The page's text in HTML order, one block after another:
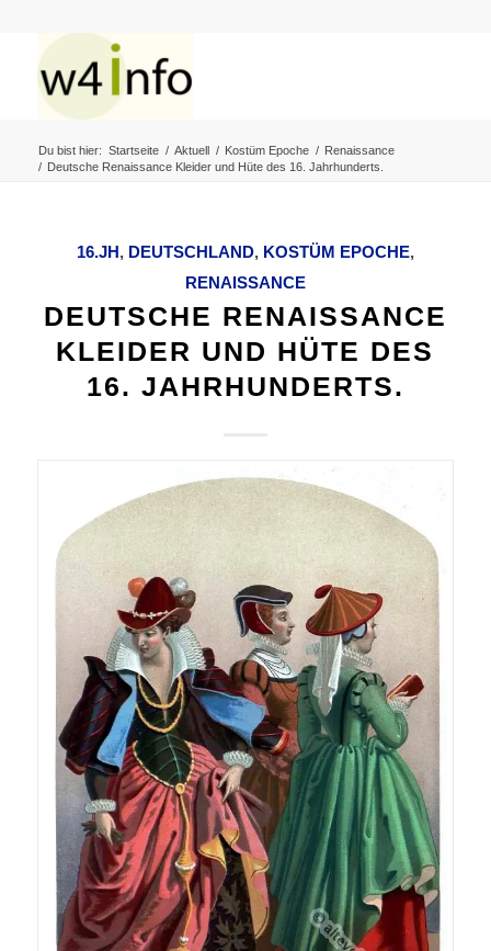
Du bist hier: Startseite / Aktuell / Kostüm Epoche / Renaissance
/ Deutsche Renaissance Kleider und Hüte des 16. Jahrhunderts.
16.JH, DEUTSCHLAND, KOSTÜM EPOCHE,
RENAISSANCE
DEUTSCHE RENAISSANCE
KLEIDER UND HÜTE DES
16. JAHRHUNDERTS.